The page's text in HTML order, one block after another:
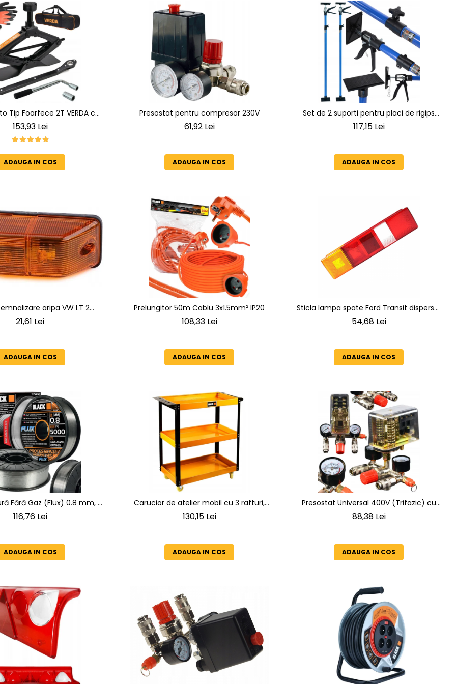
Tip Foarfece 2T VERDA cu
Cheie Telescopica Roti 17-
Pad Cauciuc, Manusi
si Husa SN4570
153,93 Lei
ADAUGA IN COS
Presostat pentru compresor 230V
61,92 Lei
ADAUGA IN COS
Set de 2 suporti pentru placi de rigips
inaltimea maxima 290cm
117,15 Lei
ADAUGA IN COS
aripa VW LT 2
; Mercedes Sprinter 1995-
Cityliner;
21,61 Lei
ADAUGA IN COS
Prelungitor 50m Cablu 3x1.5mm² IP20
108,33 Lei
ADAUGA IN COS
Sticla lampa spate Ford Transit dispersor
lampa spate
54,68 Lei
ADAUGA IN COS
Fără Gaz (Flux) 0.8 mm, 5
GS BLACK, Autoprotejată
116,76 Lei
ADAUGA IN COS
Carucior de atelier mobil cu 3 rafturi,
capacitate 100 kg, portocaliu, structura
130,15 Lei
ADAUGA IN COS
Presostat Universal 400V (Trifazic) cu
Reductor si Colector Complet pentru
88,38 Lei
ADAUGA IN COS